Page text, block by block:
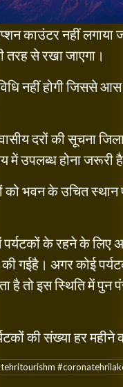
काउंटर नहीं लगाया
तरह से रखा जाएगा।
नहीं होगी जिससे
दरों की सूचना
में उपलब्ध होना जरूरी
को भवन के उचित स्थान
के रहने के लिए
की गईहै। अगर कोई
है तो इस स्थिति में पुन
की संख्या हर महीने